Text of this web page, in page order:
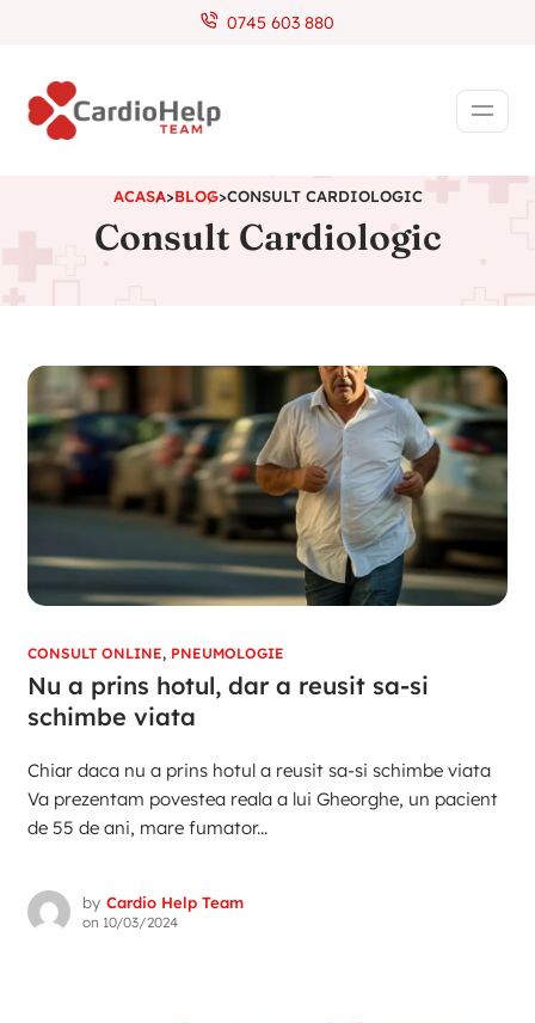
0745 603 880
ACASA>BLOG>CONSULT CARDIOLOGIC
Consult Cardiologic
CONSULT ONLINE, PNEUMOLOGIE
Nu a prins hotul, dar a reusit sa-si
schimbe viata
Chiar daca nu a prins hotul a reusit sa-si schimbe viata
Va prezentam povestea reala a lui Gheorghe, un pacient
de 55 de ani, mare fumator...
by Cardio Help Team
on 10/03/2024